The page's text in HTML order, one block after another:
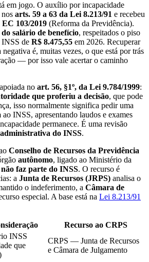
em jogo. O auxílio por incapacidade
arts. 59 a 63 da Lei 8.213/91 e recebeu
EC 103/2019 (Reforma da Previdência).
salário de benefício, respeitados o piso
INSS de R$ 8.475,55 em 2026. Recuperar
é, muitas vezes, o que está por trás
— por isso vale acertar o caminho
no art. 56, §1º, da Lei 9.784/1999:
que proferiu a decisão, que pode
isso normalmente significa pedir uma
ao INSS, apresentando laudos e exames
permanece. É uma revisão
do INSS.
Conselho de Recursos da Previdência
autônomo, ligado ao Ministério da
não faz parte do INSS. O recurso é
a Junta de Recursos (JRPS) analisa o
o indeferimento, a Câmara de
especial. A base está na Lei 8.213/91
Recurso ao CRPS
INSS
que
CRPS — Junta de Recursos
e Câmara de Julgamento